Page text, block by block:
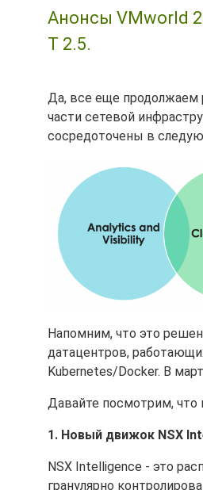
Анонсы VMworld
T 2.5.
Да, все еще продолжаем
части сетевой
сосредоточены в
Напомним, что это
датацентров,
Kubernetes/Docker. В
Давайте посмотрим, что
1. Новый движок NSX
NSX Intelligence - это
гранулярно